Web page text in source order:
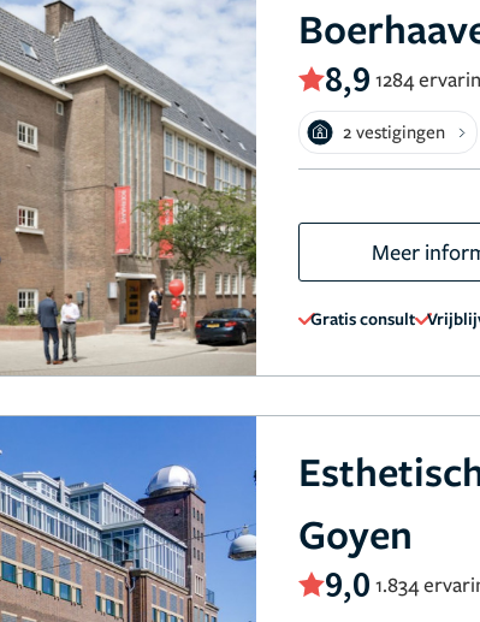
8,9 1284
2 vestigingen
Meer
Gratis consult
Goyen
9,0 1.834